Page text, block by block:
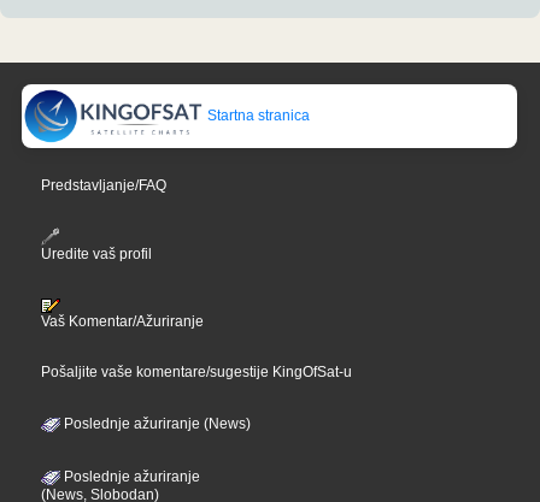
Startna stranica
Predstavljanje/FAQ
Uredite vaš profil
Vaš Komentar/Ažuriranje
Pošaljite vaše komentare/sugestije KingOfSat-u
Poslednje ažuriranje (News)
Poslednje ažuriranje
(News, Slobodan)